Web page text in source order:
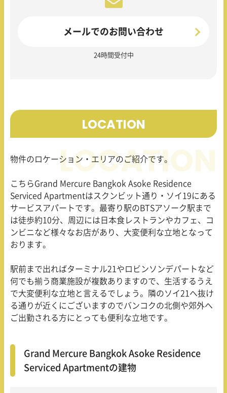
メールでのお問い合わせ
24時間受付中
LOCATION
物件のロケーション・エリアのご紹介です。
こちらGrand Mercure Bangkok Asoke Residence
Serviced Apartmentはスクンビット通り・ソイ19にある
サービスアパートです。最寄り駅のBTSアソーク駅まで
は徒歩約10分、周辺には日本食レストランやカフェ、コ
ンビニなど様々なお店があり、大変便利な立地となって
おります。
駅前まで出ればターミナル21やロビンソンデパートなど
何でも揃う商業施設が複数ありますので、生活するうえ
で大変便利な立地と言えるでしょう。隣のソイ21へ抜け
る通りが近くにございますのでバンコクの北側や郊外へ
ご出勤される方にとっても便利な立地です。
Grand Mercure Bangkok Asoke Residence
Serviced Apartmentの建物